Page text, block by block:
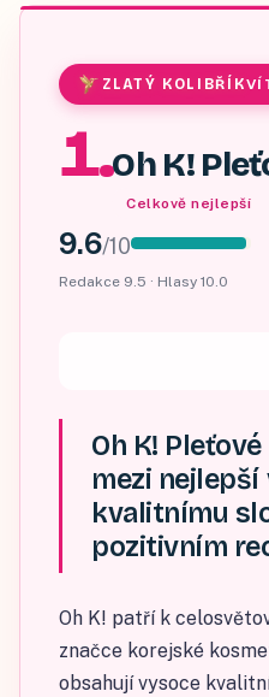
ZLATÝ KOLIBŘÍK
1.Oh K!
Celkově nejlepší
9.6/10
Redakce 9.5 · Hlasy 10.0
Oh K!
mezi
kvalitnímu
pozitivním
Oh K! patří k
značce korejské
obsahují vysoce